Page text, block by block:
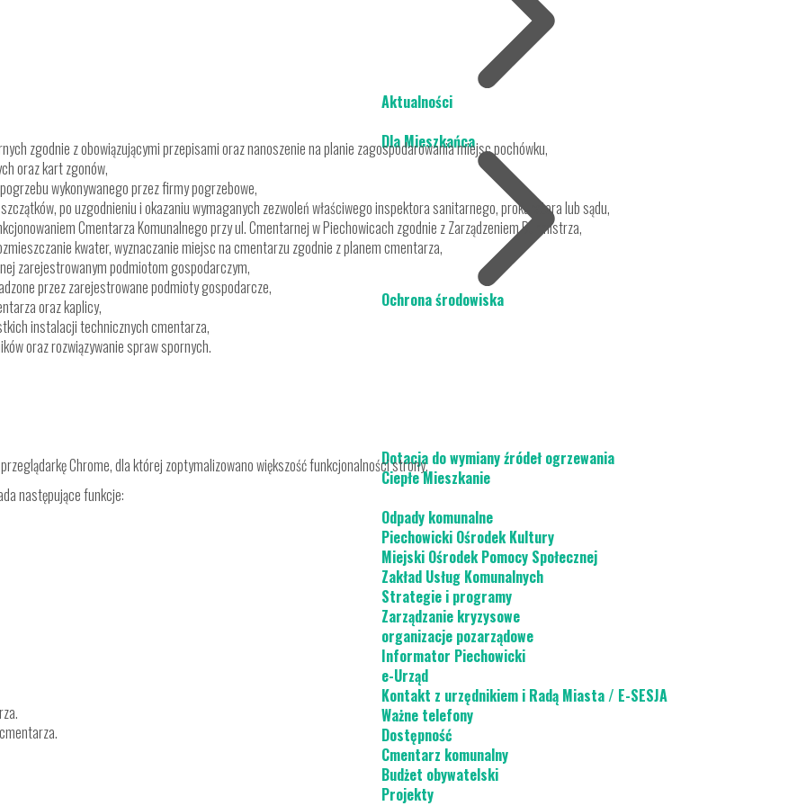
Aktualności
Dla Mieszkańca
Ochrona środowiska
Dotacja do wymiany źródeł ogrzewania
Ciepłe Mieszkanie
Odpady komunalne
Piechowicki Ośrodek Kultury
Miejski Ośrodek Pomocy Społecznej
Zakład Usług Komunalnych
Strategie i programy
Zarządzanie kryzysowe
organizacje pozarządowe
Informator Piechowicki
e-Urząd
Kontakt z urzędnikiem i Radą Miasta / E-SESJA
Ważne telefony
Dostępność
Cmentarz komunalny
Budżet obywatelski
Projekty
zgodnie z obowiązującymi przepisami oraz nanoszenie na planie zagospodarowania miejsc pochówku,
oraz kart zgonów,
wykonywanego przez firmy pogrzebowe,
po uzgodnieniu i okazaniu wymaganych zezwoleń właściwego inspektora sanitarnego, prokuratora lub sądu,
Cmentarza Komunalnego przy ul. Cmentarnej w Piechowicach zgodnie z Zarządzeniem Burmistrza,
kwater, wyznaczanie miejsc na cmentarzu zgodnie z planem cmentarza,
zarejestrowanym podmiotom gospodarczym,
przez zarejestrowane podmioty gospodarcze,
oraz kaplicy,
instalacji technicznych cmentarza,
oraz rozwiązywanie spraw spornych.
Chrome, dla której zoptymalizowano większość funkcjonalności strony.
następujące funkcje: